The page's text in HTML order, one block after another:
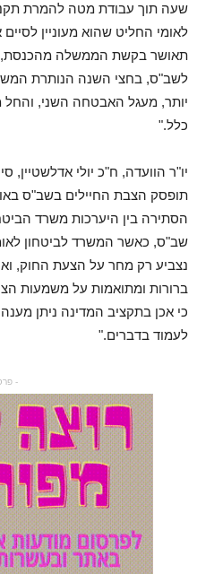
שעה תוך עבודת מטה להמרת
לאומי החליט שהוא מעוניין
תאושר בקשת הממשלה מהכנסת,
לשב"ס, בחצי השנה הנותרת
יותר, מעגל האבטחה השני,
כלל."
יו"ר הוועדה, ח"כ יולי
תופסק הצבת החיילים בשב"ס
הסתירה בין היערכות משרד
שב"ס, כאשר המשרד לביטחון
נצביע רק מחר על הצעת החוק,
ברורות ומתואמות על משמעות
לעמוד בדברים."
-